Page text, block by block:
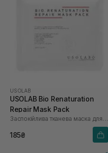
USOLAB
USOLAB Bio Renaturation
Repair Mask Pack
Заспокійлива тканева маска для обличчя
185₴